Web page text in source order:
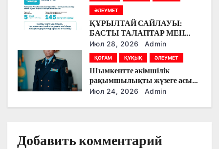
с
я
м
ӘЛЕУМЕТ
ҚҰРЫЛТАЙ САЙЛАУЫ:
БАСТЫ ТАЛАПТАР МЕН
ЕРЕКШЕЛІКТЕР
Июл 28, 2026 Admin
ҚОҒАМ ҚҰҚЫҚ ӘЛЕУМЕТ
Шымкентте әкімшілік
рақымшылықты жүзеге асыру
қорытындылары шығарылды
Июл 24, 2026 Admin
Добавить комментарий